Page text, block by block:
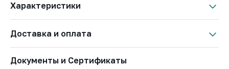
Характеристики
Бренд
Страна Казахстан
Доставка и оплата
Условия оплаты
Документы и Сертификаты